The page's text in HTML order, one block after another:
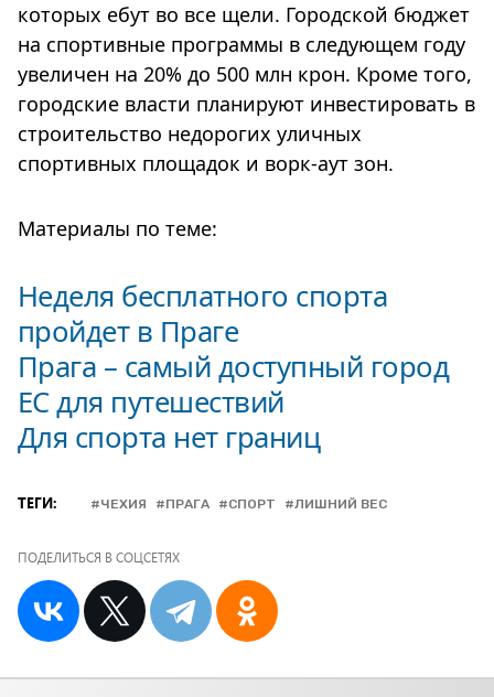
которых ебут во все щели. Городской бюджет
на спортивные программы в следующем году
увеличен на 20% до 500 млн крон. Кроме того,
городские власти планируют инвестировать в
строительство недорогих уличных
спортивных площадок и ворк-аут зон.
Материалы по теме:
Неделя бесплатного спорта
пройдет в Праге
Прага – самый доступный город
ЕС для путешествий
Для спорта нет границ
ТЕГИ: ЧЕХИЯ ПРАГА СПОРТ ЛИШНИЙ ВЕС
ПОДЕЛИТЬСЯ В СОЦСЕТЯХ